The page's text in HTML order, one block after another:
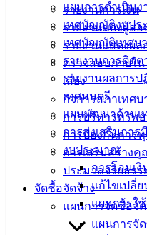
รายงานการเงิน
รายงานของผู้ส
รายงานแสดงผ
ตรวจสอบภายใ
เสี่ยง
กิจการสภาเทศบ
การบริหารทรัพ
การป้องกันการ
การเสริมสร้าง
ประมวลจริยธร
จัดซื้อจัดจ้าง
แผนการจัดซื้อจัด
แผนการจั
แผนการดำเนินง
เทศบัญญัติงบปร
เทศบัญญัติเทศบ
รายงานการติด
รายงานผลการ
เทศมนตรี
แผนพัฒนาด้านเ
การส่งเสริมกา
งบประมาณ
การโอนเ
แก้ไขเปลี่
แผนการใ
142-100-104
บริการ
ประชาชน
ดาวน์โหลด
แบบ
ฟอร์ม,
เอกสาร
คู่มือ
สำหรับ
ประชาชน/